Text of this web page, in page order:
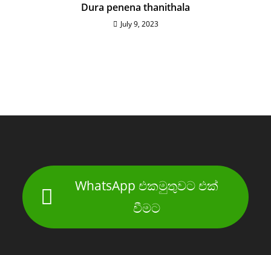
Dura penena thanithala
July 9, 2023
WhatsApp එකමුතුවට එක්
වීමට